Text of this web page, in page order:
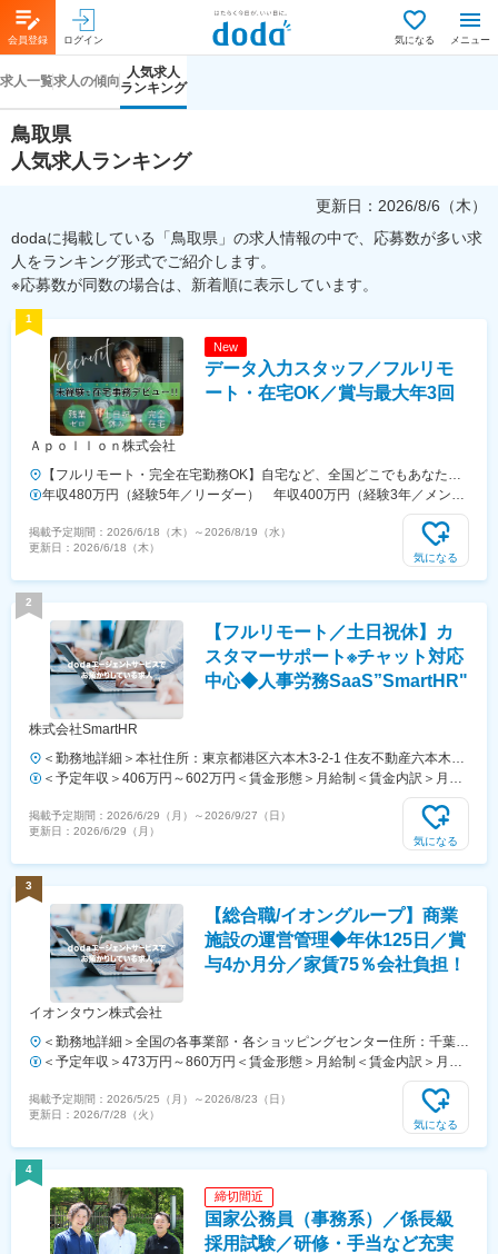
会員登録 ログイン 気になる メニュー
求人一覧求人の傾向
人気求人
ランキング
鳥取県
人気求人ランキング
更新日： 2026/8/6（木）
dodaに掲載している「鳥取県」の求人情報の中で、応募数が多い求
人をランキング形式でご紹介します。
※応募数が同数の場合は、新着順に表示しています。
1
New
データ入力スタッフ／フルリモ
ート・在宅OK／賞与最大年3回
Ａｐｏｌｌｏｎ株式会社
【フルリモート・完全在宅勤務OK】自宅など、全国どこでもあなたが
働きやすい場所で働けます★転居を伴う転勤なし★全国47都道府県ど
こからでも応募OK【本社】東京都新宿区山吹町130番地の15 茜ビル2-
A＜アクセス＞有楽町線「江戸川橋駅」、東西線「東西線」より徒歩10
分※受動喫煙対策：あり
年収480万円（経験5年／リーダー） 年収400万円（経験3年／メンバ
掲載予定期間： 2026/6/18（木） ～2026/8/19（水）
更新日： 2026/6/18（木）
気になる
2
【フルリモート／土日祝休】カ
スタマーサポート※チャット対応
中心◆人事労務SaaS”SmartHR"
株式会社SmartHR
＜勤務地詳細＞本社住所：東京都港区六本木3-2-1 住友不動産六本木グ
ランドタワー勤務地最寄駅：東京メトロ南北線／六本木一丁目駅受動喫
煙対策：屋内全面禁煙変更の範囲：会社の定める事業所（リモートワー
ク含む）
＜予定年収＞406万円～602万円＜賃金形態＞月給制＜賃金内訳＞月額
（基本給）：212,480円～315,200円その他固定手当/月：5,000円固定
残業手当/月：77,520円～114,800円（固定残業時間45時間0分/月）超
過した時間外労働の残業手当は追加支給＜月給＞295,000円～435,000
掲載予定期間： 2026/6/29（月） ～2026/9/27（日）
更新日： 2026/6/29（月）
気になる
3
【総合職/イオングループ】商業
施設の運営管理◆年休125日／賞
与4か月分／家賃75％会社負担！
イオンタウン株式会社
＜勤務地詳細＞全国の各事業部・各ショッピングセンター住所：千葉県
千葉市美浜区中瀬1-5-1イオンタワー10F（本社所在地） 受動喫煙対
＜予定年収＞473万円～860万円＜賃金形態＞月給制＜賃金内訳＞月額
（基本給）：296,000円～516,000円＜月給＞296,000円～516,000円＜
昇給有無＞有＜残業手当＞有＜給与補足＞■予定年収はあくまでも目安
の金額であり、選考を通じて上下する可能性があります。■予定年収は
下する可能性があります。月給(月額)は固定手当を含めた表記です。
掲載予定期間： 2026/5/25（月） ～2026/8/23（日）
更新日： 2026/7/28（火）
気になる
4
締切間近
国家公務員（事務系）／係長級
採用試験／研修・手当など充実